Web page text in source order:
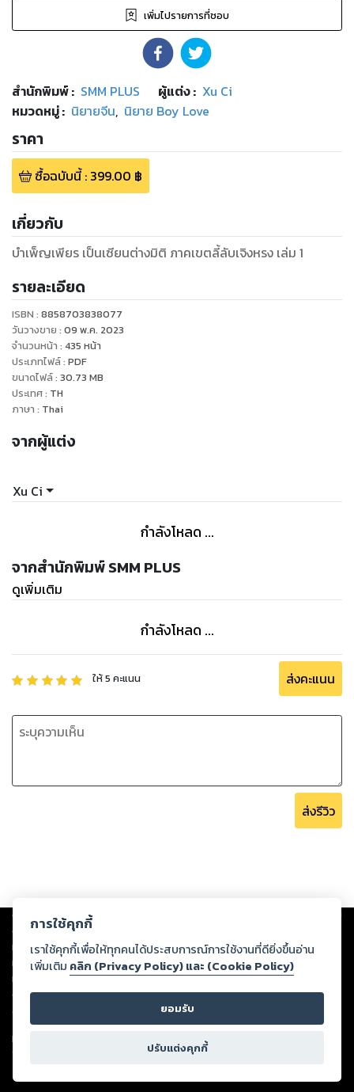
เพิ่มไปรายการที่ชอบ
สำนักพิมพ์: SMM PLUS ผู้แต่ง : Xu Ci
หมวดหมู่: นิยายจีน, นิยาย Boy Love
ราคา
ซื้อฉบับนี้: 399.00 ฿
เกี่ยวกับ
บำเพ็ญเพียร เป็นเซียนต่างมิติ ภาคเขตลี้ลับเจิงหรง เล่ม 1
รายละเอียด
ISBN : 8858703838077
วันวางขาย : 09 พ.ค. 2023
จำนวนหน้า : 435 หน้า
ประเภทไฟล์: PDF
ขนาดไฟล์: 30.73 MB
ประเทศ: TH
ภาษา : Thai
จากผู้แต่ง
Xu Ci
กำลังโหลด ...
จากสำนักพิมพ์ SMM PLUS
ดูเพิ่มเติม
กำลังโหลด ...
ให้5 คะแนน ส่งคะแนน
ส่งรีวิว
Copyright © 2026
ต่อผลงานหรือเนื้อหาใดที่อัปโหลดผ่านเว็บไซต์และปรากฏว่าละเมิดสิทธิใน
ทรัพย์สินทางปัญญาของบุคคลอื่นหรือขัดต่อกฎหมายและศีลธรรม ดังนั้น ผู้อ่าน
ทุกท่านโปรดใช้วิจารณญาณในการกลั่นกรองด้วยตนเอง และหากท่านพบว่าส่วน
หนึ่งส่วนใดขัดต่อกฎหมายและศีลธรรม กรุณาแจ้งมายังบริษัท เพื่อทีมงานจะได้
ดำเนินการในทันที ทั้งนี้ ทางสตอรี่ล็อกขอสงวนลิขสิทธิ์ตามพระราชบัญญัติ
ลิขสิทธิ์ พ.ศ. 2537 (ฉบับล่าสุด)
For support: member@ookbee.com
Version
การใช้คุกกี้
เราใช้คุกกี้เพื่อให้ทุกคนได้ประสบการณ์การใช้งานที่ดียิ่งขึ้นอ่าน
เพิ่มเติม คลิก (Privacy Policy) และ (Cookie Policy)
ยอมรับ
ปรับแต่งคุกกี้